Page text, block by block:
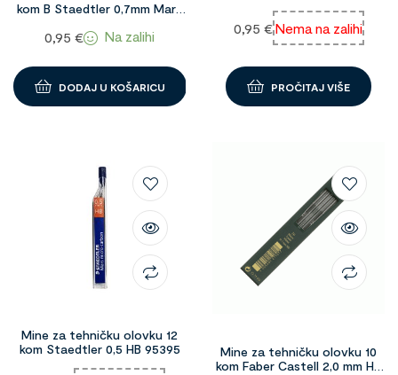
kom B Staedtler 0,7mm Mars
0,95 € Na zalihi
DODAJ U KOŠARICU
0,95 €Nema na zalihi
PROČITAJ VIŠE
Mine za tehničku olovku 12
kom Staedtler 0,5 HB 95395
Mine za tehničku olovku 10
kom Faber Castell 2,0 mm HB